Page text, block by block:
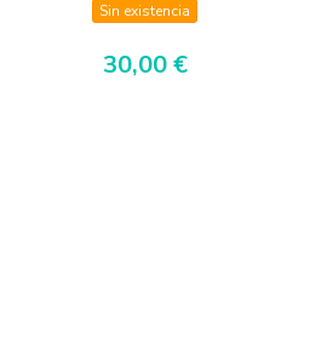
Sin existencia
30,00 €